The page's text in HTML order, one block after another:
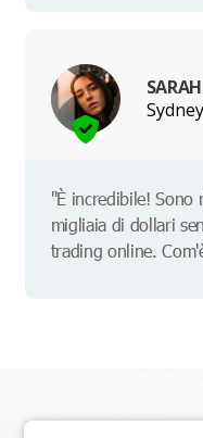
"È incredibile! Sono
migliaia di dollari
trading online.